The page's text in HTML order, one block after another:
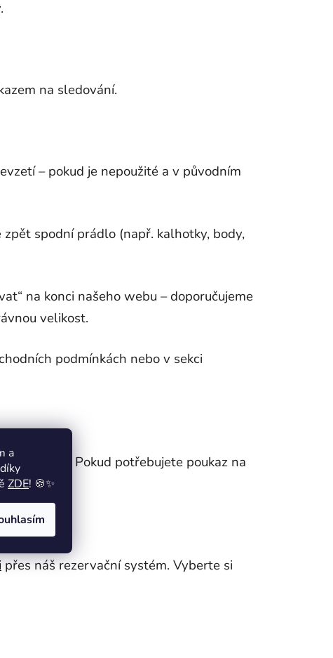
a
ZDE! 🍪✨
na sledování.
– pokud je nepoužité a v původním
spodní prádlo (např. kalhotky, body,
na konci našeho webu – doporučujeme
velikost.
podmínkách nebo v sekci
e-shopu. Pokud potřebujete poukaz na
přes náš rezervační systém. Vyberte si